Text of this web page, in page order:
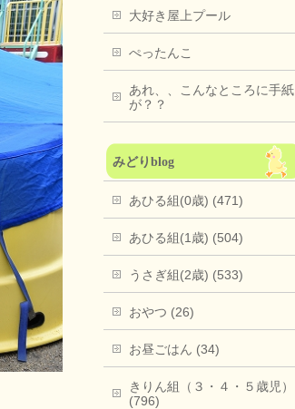
大好き屋上プール
ぺったんこ
あれ、、こんなところに手紙
が？？
みどりblog
あひる組(0歳) (471)
あひる組(1歳) (504)
うさぎ組(2歳) (533)
おやつ (26)
お昼ごはん (34)
きりん組（３・４・５歳児）
(796)